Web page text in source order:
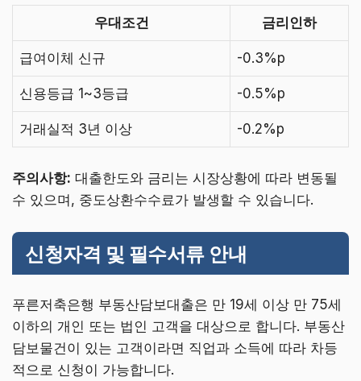
우대조건 금리인하
급여이체 신규 -0.3%p
신용등급 1~3등급 -0.5%p
거래실적 3년 이상 -0.2%p
주의사항: 대출한도와 금리는 시장상황에 따라 변동될
수 있으며, 중도상환수수료가 발생할 수 있습니다.
신청자격 및 필수서류 안내
푸른저축은행 부동산담보대출은 만 19세 이상 만 75세
이하의 개인 또는 법인 고객을 대상으로 합니다. 부동산
담보물건이 있는 고객이라면 직업과 소득에 따라 차등
적으로 신청이 가능합니다.